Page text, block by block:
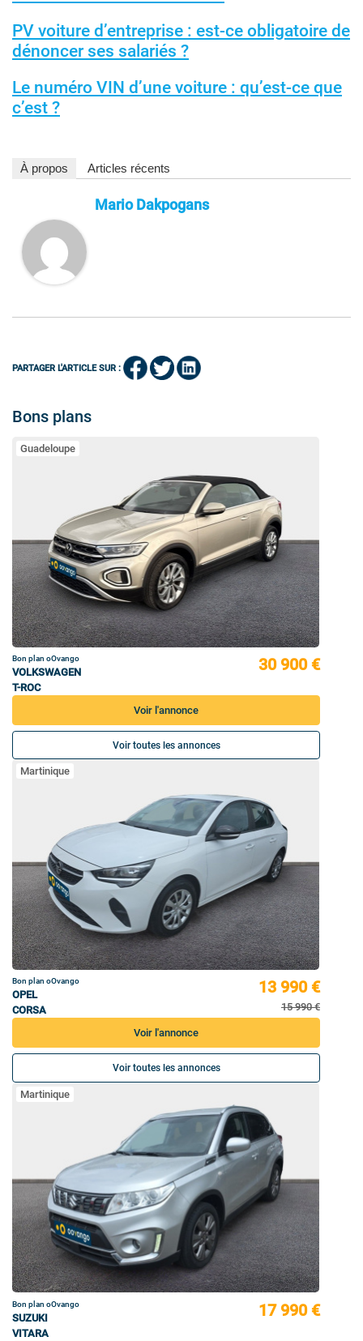
PV voiture d’entreprise : est-ce obligatoire de
dénoncer ses salariés ?
Le numéro VIN d’une voiture : qu’est-ce que
c’est ?
À propos Articles récents
Mario Dakpogans
PARTAGER L'ARTICLE SUR :
Bons plans
Guadeloupe
Bon plan oOvango
VOLKSWAGEN
T-ROC
30 900 €
Voir l'annonce
Voir toutes les annonces
Martinique
Bon plan oOvango
OPEL
CORSA
13 990 €
15 990 €
Voir l'annonce
Voir toutes les annonces
Martinique
Bon plan oOvango
SUZUKI
VITARA
17 990 €